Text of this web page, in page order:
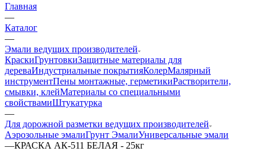
Главная
—
Каталог
—
Эмали ведущих производителей
КраскиГрунтовкиЗащитные материалы для
дереваИндустриальные покрытияКолерМалярный
инструментПены монтажные, герметикиРастворители,
смывки, клейМатериалы со специальными
свойствамиШтукатурка
—
Для дорожной разметки ведущих производителей
Аэрозольные эмалиГрунт ЭмалиУниверсальные эмали
—КРАСКА АК-511 БЕЛАЯ - 25кг